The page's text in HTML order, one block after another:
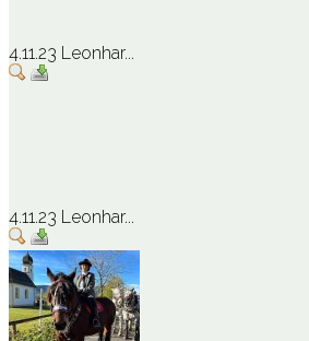
4.11.23 Leonhar...
4.11.23 Leonhar...